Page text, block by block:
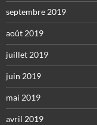
septembre 2019
août 2019
juillet 2019
juin 2019
mai 2019
avril 2019